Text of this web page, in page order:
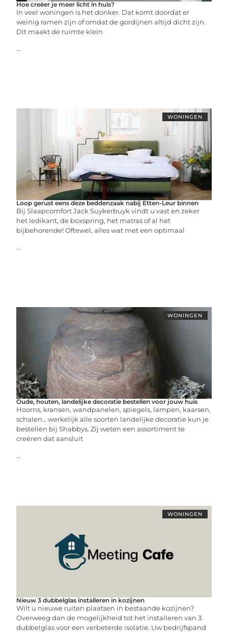
Hoe creëer je meer licht in huis?
In veel woningen is het donker. Dat komt doordat er
weinig ramen zijn of omdat de gordijnen altijd dicht zijn.
Dit maakt de ruimte klein
...
WONINGEN
Loop gerust eens deze beddenzaak nabij Etten-Leur binnen
Bij Slaapcomfort Jack Suykerbuyk vindt u vast en zeker
het ledikant, de boxspring, het matras of al het
bijbehorende! Oftewel, alles wat met een optimaal
...
WONINGEN
Oude, houten, landelijke decoratie bestellen voor jouw huis
Hoorns, kransen, wandpanelen, spiegels, lampen, kaarsen,
schalen… werkelijk alle soorten landelijke decoratie kun je
bestellen bij Shabbys. Zij weten een assortiment te
creëren dat aansluit
...
WONINGEN
Nieuw 3 dubbelglas installeren in kozijnen
Wilt u nieuwe ruiten plaatsen in bestaande kozijnen?
Overweeg dan de mogelijkheid tot het installeren van 3
dubbelglas voor een verbeterde isolatie. Uw bedrijfspand